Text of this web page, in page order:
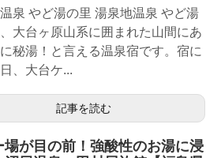
泉 やど湯の里 湯泉地温泉 やど湯
大台ヶ原山系に囲まれた山間にあ
秘湯！と言える温泉宿です。宿に
、大台ケ...
記事を読む
場が目の前！強酸性のお湯に浸